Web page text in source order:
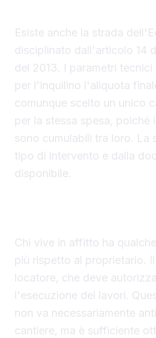
Esiste anche la strada
disciplinato dall'articolo 14
del 2013. I parametri
per l'inquilino l'aliquota
comunque scelto un unico
per la stessa spesa, poiché
sono cumulabili tra loro. La
tipo di intervento e dalla
disponibile.
Chi vive in affitto ha
più rispetto al proprietario.
locatore, che deve
l'esecuzione dei lavori.
non va necessariamente
cantiere, ma è sufficiente